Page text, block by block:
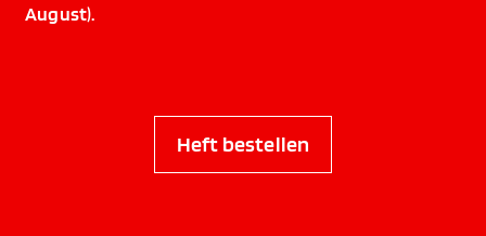
August).
Heft bestellen